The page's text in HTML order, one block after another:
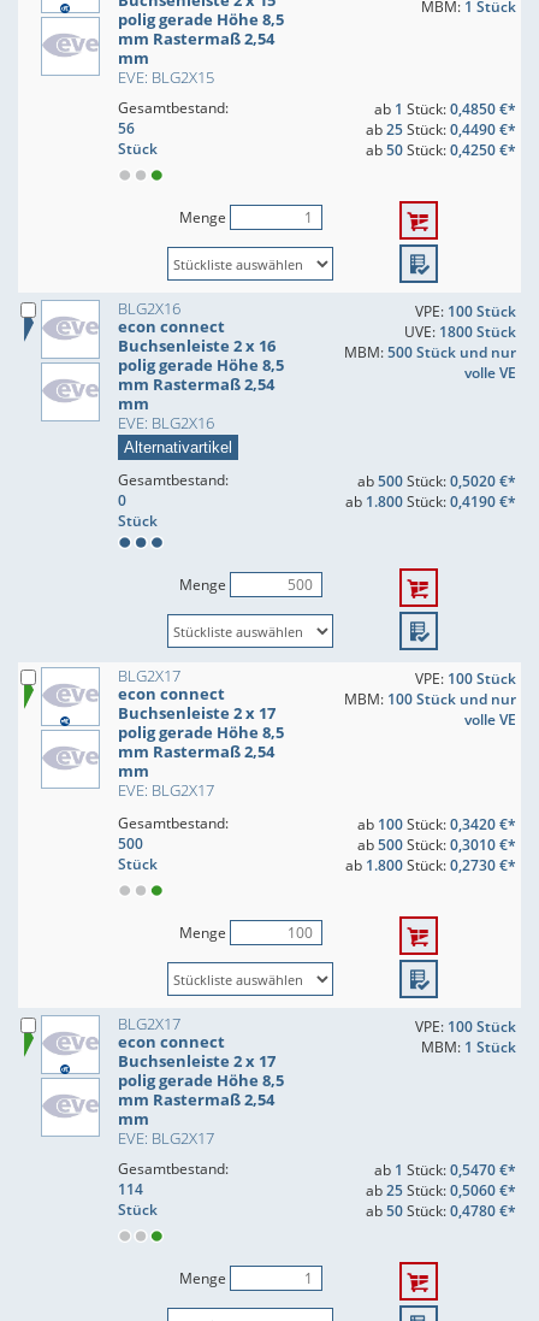
polig gerade Höhe 8,5
mm Rastermaß 2,54
mm
EVE: BLG2X15
MBM: 1 Stück
Gesamtbestand:
56
Stück
ab 1 Stück:0,4850 €*
ab25Stück:0,4490 €*
ab50Stück:0,4250 €*
Menge
BLG2X16
econ connect
Buchsenleiste 2 x 16
polig gerade Höhe 8,5
mm Rastermaß 2,54
mm
EVE: BLG2X16
Alternativartikel
VPE: 100 Stück
UVE: 1800 Stück
MBM:500 Stück und nur
volle VE
Gesamtbestand:
0
Stück
ab500Stück:0,5020 €*
ab 1.800Stück:0,4190 €*
Menge
BLG2X17
econ connect
Buchsenleiste 2 x 17
polig gerade Höhe 8,5
mm Rastermaß 2,54
mm
EVE: BLG2X17
VPE: 100 Stück
MBM: 100 Stück und nur
volle VE
Gesamtbestand:
500
Stück
ab 100Stück:0,3420 €*
ab500Stück:0,3010 €*
ab 1.800Stück:0,2730 €*
Menge
BLG2X17
econ connect
Buchsenleiste 2 x 17
polig gerade Höhe 8,5
mm Rastermaß 2,54
mm
EVE: BLG2X17
VPE: 100 Stück
MBM: 1 Stück
Gesamtbestand:
114
Stück
ab 1 Stück:0,5470 €*
ab25Stück:0,5060 €*
ab50Stück:0,4780 €*
Menge